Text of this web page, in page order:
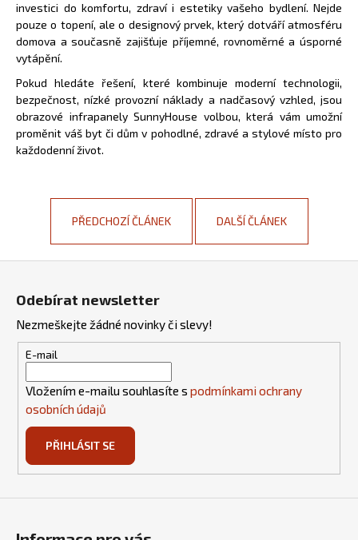
investici do komfortu, zdraví i estetiky vašeho bydlení. Nejde
pouze o topení, ale o designový prvek, který dotváří atmosféru
domova a současně zajišťuje příjemné, rovnoměrné a úsporné
vytápění.
Pokud hledáte řešení, které kombinuje moderní technologii,
bezpečnost, nízké provozní náklady a nadčasový vzhled, jsou
obrazové infrapanely SunnyHouse volbou, která vám umožní
proměnit váš byt či dům v pohodlné, zdravé a stylové místo pro
každodenní život.
PŘEDCHOZÍ ČLÁNEK DALŠÍ ČLÁNEK
Odebírat newsletter
Nezmeškejte žádné novinky či slevy!
E-mail
Vložením e-mailu souhlasíte s podmínkami ochrany
osobních údajů
PŘIHLÁSIT SE